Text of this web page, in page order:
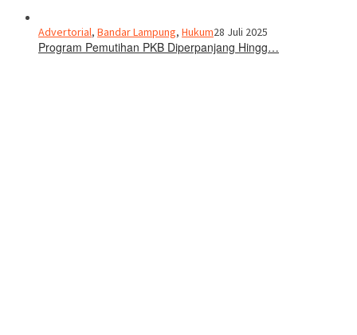
Advertorial, Bandar Lampung, Hukum28 Juli 2025
Program Pemutihan PKB Diperpanjang Hingg…